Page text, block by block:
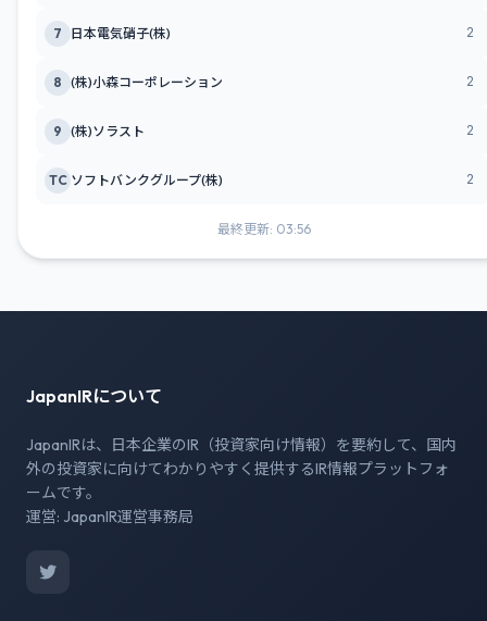
7 日本電気硝子(株) 2
8 (株)小森コーポレーション 2
9 (株)ソラスト 2
TC ソフトバンクグループ(株) 2
最終更新: 03:56
JapanIRについて
JapanIRは、日本企業のIR（投資家向け情報）を要約して、国内
外の投資家に向けてわかりやすく提供するIR情報プラットフォ
ームです。
運営: JapanIR運営事務局